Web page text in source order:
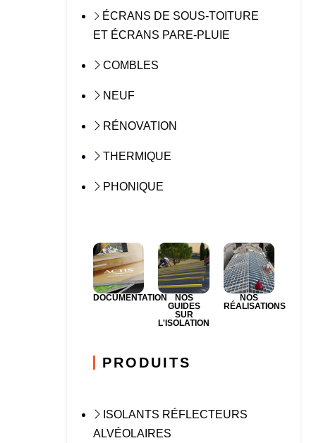
ÉCRANS DE SOUS-TOITURE
ET ÉCRANS PARE-PLUIE
COMBLES
NEUF
RÉNOVATION
THERMIQUE
PHONIQUE
DOCUMENTATION
NOS
GUIDES
SUR
L'ISOLATION
NOS
RÉALISATIONS
PRODUITS
ISOLANTS RÉFLECTEURS
ALVÉOLAIRES